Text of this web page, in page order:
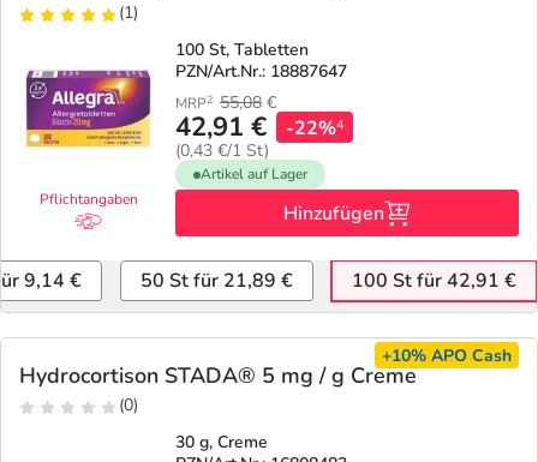
(1)
Pflichtangaben
100 St, Tabletten
PZN/Art.Nr.: 18887647
MRP2 55,08 €
42,91 €
(0,43 €/1 St)
-22%4
Artikel auf Lager
Hinzufügen
9,14 € 50 St für 21,89 € 100 St für 42,91 €
Hydrocortison STADA® 5 mg / g Creme
(0)
+10% APO Cash
30 g, Creme